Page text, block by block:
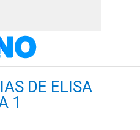
DE ELISA
1